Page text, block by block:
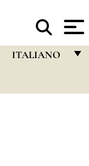
ITALIANO